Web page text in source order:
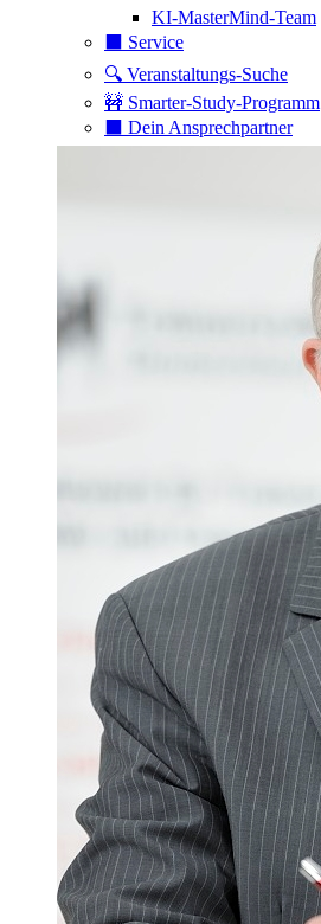
KI-MasterMind-Team
⬛️ Service
🔍 Veranstaltungs-Suche
🚧 Smarter-Study-Programm
⬛️ Dein Ansprechpartner